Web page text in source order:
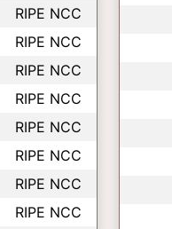
RIPE NCC
RIPE NCC
RIPE NCC
RIPE NCC
RIPE NCC
RIPE NCC
RIPE NCC
RIPE NCC